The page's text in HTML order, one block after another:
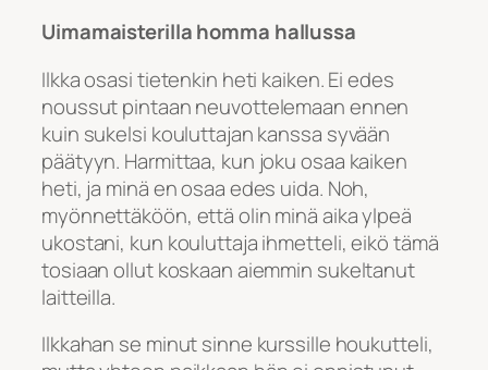
Uimamaisterilla homma hallussa
Ilkka osasi tietenkin heti kaiken. Ei edes
noussut pintaan neuvottelemaan ennen
kuin sukelsi kouluttajan kanssa syvään
päätyyn. Harmittaa, kun joku osaa kaiken
heti, ja minä en osaa edes uida. Noh,
myönnettäköön, että olin minä aika ylpeä
ukostani, kun kouluttaja ihmetteli, eikö tämä
tosiaan ollut koskaan aiemmin sukeltanut
laitteilla.
Ilkkahan se minut sinne kurssille houkutteli,